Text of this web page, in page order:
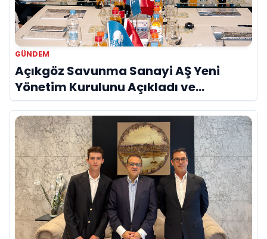
GÜNDEM
Açıkgöz Savunma Sanayi AŞ Yeni
Yönetim Kurulunu Açıkladı ve
Savunma Sanayinde Küresel Vizyon
Vurgusu